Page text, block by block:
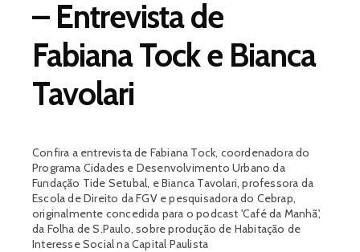
– Entrevista de
Fabiana Tock e Bianca
Tavolari
Confira a entrevista de Fabiana Tock, coordenadora do
Programa Cidades e Desenvolvimento Urbano da
Fundação Tide Setubal, e Bianca Tavolari, professora da
Escola de Direito da FGV e pesquisadora do Cebrap,
originalmente concedida para o podcast 'Café da Manhã',
da Folha de S.Paulo, sobre produção de Habitação de
Interesse Social na Capital Paulista